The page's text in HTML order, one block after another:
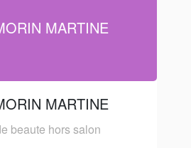
MARTINE
MARTINE
beaute hors salon